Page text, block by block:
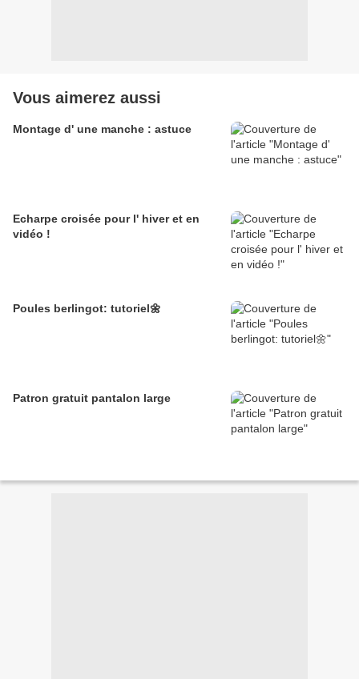
Vous aimerez aussi
Montage d' une manche : astuce
Echarpe croisée pour l' hiver et en
vidéo !
Poules berlingot: tutoriel🌼
Patron gratuit pantalon large